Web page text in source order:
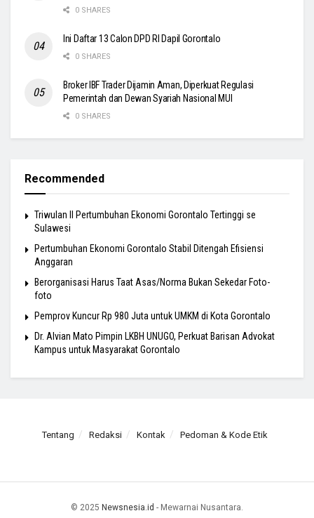
0 SHARES
Ini Daftar 13 Calon DPD RI Dapil Gorontalo
0 SHARES
Broker IBF Trader Dijamin Aman, Diperkuat Regulasi
Pemerintah dan Dewan Syariah Nasional MUI
0 SHARES
Recommended
Triwulan II Pertumbuhan Ekonomi Gorontalo Tertinggi se
Sulawesi
Pertumbuhan Ekonomi Gorontalo Stabil Ditengah Efisiensi
Anggaran
Berorganisasi Harus Taat Asas/Norma Bukan Sekedar Foto-
foto
Pemprov Kuncur Rp 980 Juta untuk UMKM di Kota Gorontalo
Dr. Alvian Mato Pimpin LKBH UNUGO, Perkuat Barisan Advokat
Kampus untuk Masyarakat Gorontalo
Tentang Redaksi Kontak Pedoman & Kode Etik
© 2025 Newsnesia.id - Mewarnai Nusantara.